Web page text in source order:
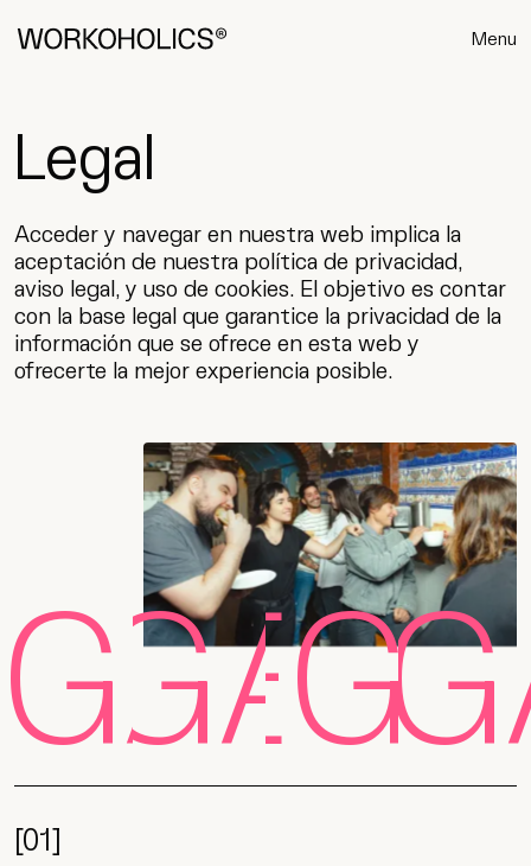
Menu
Legal
Acceder y navegar en nuestra web implica la
aceptación de nuestra política de privacidad,
aviso legal, y uso de cookies. El objetivo es contar
con la base legal que garantice la privacidad de la
información que se ofrece en esta web y
ofrecerte la mejor experiencia posible.
[01]